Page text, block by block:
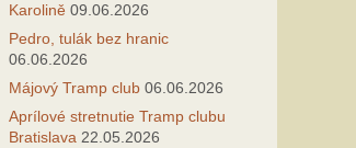
Karolině 09.06.2026
Pedro, tulák bez hranic
06.06.2026
Májový Tramp club 06.06.2026
Aprílové stretnutie Tramp clubu
Bratislava 22.05.2026